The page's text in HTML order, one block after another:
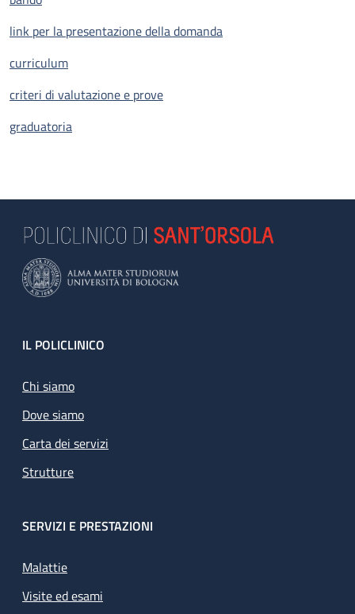
link per la presentazione della domanda
curriculum
criteri di valutazione e prove
graduatoria
Footer
IL POLICLINICO
Chi siamo
Dove siamo
Carta dei servizi
Strutture
SERVIZI E PRESTAZIONI
Malattie
Visite ed esami